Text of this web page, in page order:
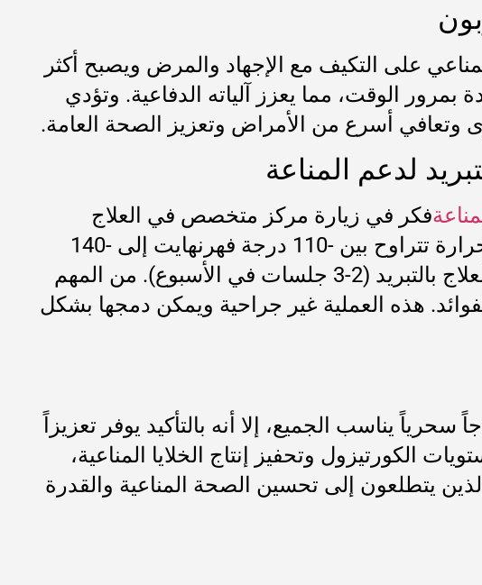
على التكيف مع الإجهاد والمرض ويصبح أكثر
الوقت، مما يعزز آلياته الدفاعية. وتؤدي
وتعافي أسرع من الأمراض وتعزيز الصحة العامة.
لدعم المناعة
فكر في زيارة مركز متخصص في العلاج
بالتبريد. عادةً ما تستغرق الجلسات حوالي 10 ثوانٍ تقريباً، تتعرض خلالها لدرجات حرارة تتراوح بين -110 درجة فهرنهايت إلى -140
درجة فهرنهايت. وللحصول على أفضل النتائج، يوصى بإجراء سلسلة من جلسات العلاج بالتبريد (2-3 جلسات في الأسبوع). من المهم
هذه العملية غير جراحية ويمكن دمجها بشكل
يناسب الجميع، إلا أنه بالتأكيد يوفر تعزيزاً
الكورتيزول وتحفيز إنتاج الخلايا المناعية،
يتطلعون إلى تحسين الصحة المناعية والقدرة